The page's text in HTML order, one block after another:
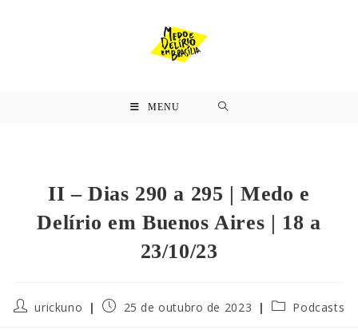
MENU
II – Dias 290 a 295 | Medo e
Delírio em Buenos Aires | 18 a
23/10/23
urickuno 25 de outubro de 2023 Podcasts